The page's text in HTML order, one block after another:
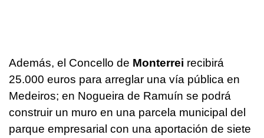
Además, el Concello de Monterrei recibirá
25.000 euros para arreglar una vía pública en
Medeiros; en Nogueira de Ramuín se podrá
construir un muro en una parcela municipal del
parque empresarial con una aportación de siete